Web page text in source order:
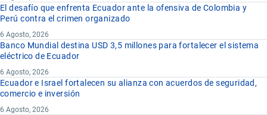
El desafío que enfrenta Ecuador ante la ofensiva de Colombia y
Perú contra el crimen organizado
6 Agosto, 2026
Banco Mundial destina USD 3,5 millones para fortalecer el sistema
eléctrico de Ecuador
6 Agosto, 2026
Ecuador e Israel fortalecen su alianza con acuerdos de seguridad,
comercio e inversión
6 Agosto, 2026